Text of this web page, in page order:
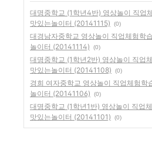
대명중학교 (1학년4반) 영상놀이 직업
맛있는놀이터 (20141115)
(0)
대경남자중학교 영상놀이 직업체험학
놀이터 (20141114)
(0)
대명중학교 (1학년2반) 영상놀이 직업
맛있는놀이터 (20141108)
(0)
경희 여자중학교 영상놀이 직업체험학
놀이터 (20141106)
(0)
대명중학교 (1학년1반) 영상놀이 직업
맛있는놀이터 (20141101)
(0)